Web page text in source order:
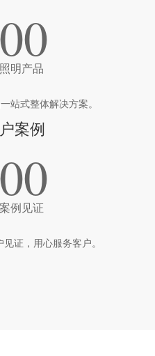
明产品
站式整体解决方案。
案例
例见证
证，用心服务客户。